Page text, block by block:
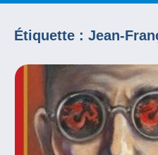
Étiquette : Jean-